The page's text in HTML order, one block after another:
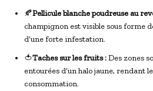
🍂Pellicule blanche poudreuse au
champignon est visible sous forme
d’une forte infestation.
🍅Taches sur les fruits :Des zones
entourées d’un halo jaune, rendant
consommation.